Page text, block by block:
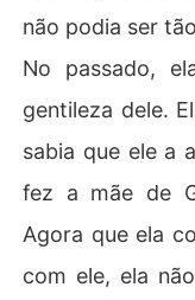
não podia ser
No passado,
gentileza dele.
sabia que ele a
fez a mãe de
Agora que ela
com ele, ela